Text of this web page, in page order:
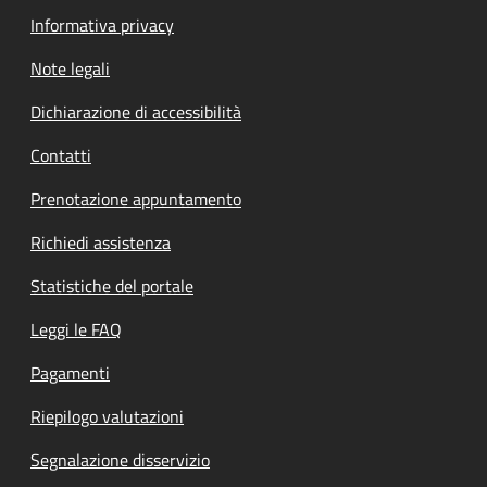
Informativa privacy
Note legali
Dichiarazione di accessibilità
Contatti
Prenotazione appuntamento
Richiedi assistenza
Statistiche del portale
Leggi le FAQ
Pagamenti
Riepilogo valutazioni
Segnalazione disservizio